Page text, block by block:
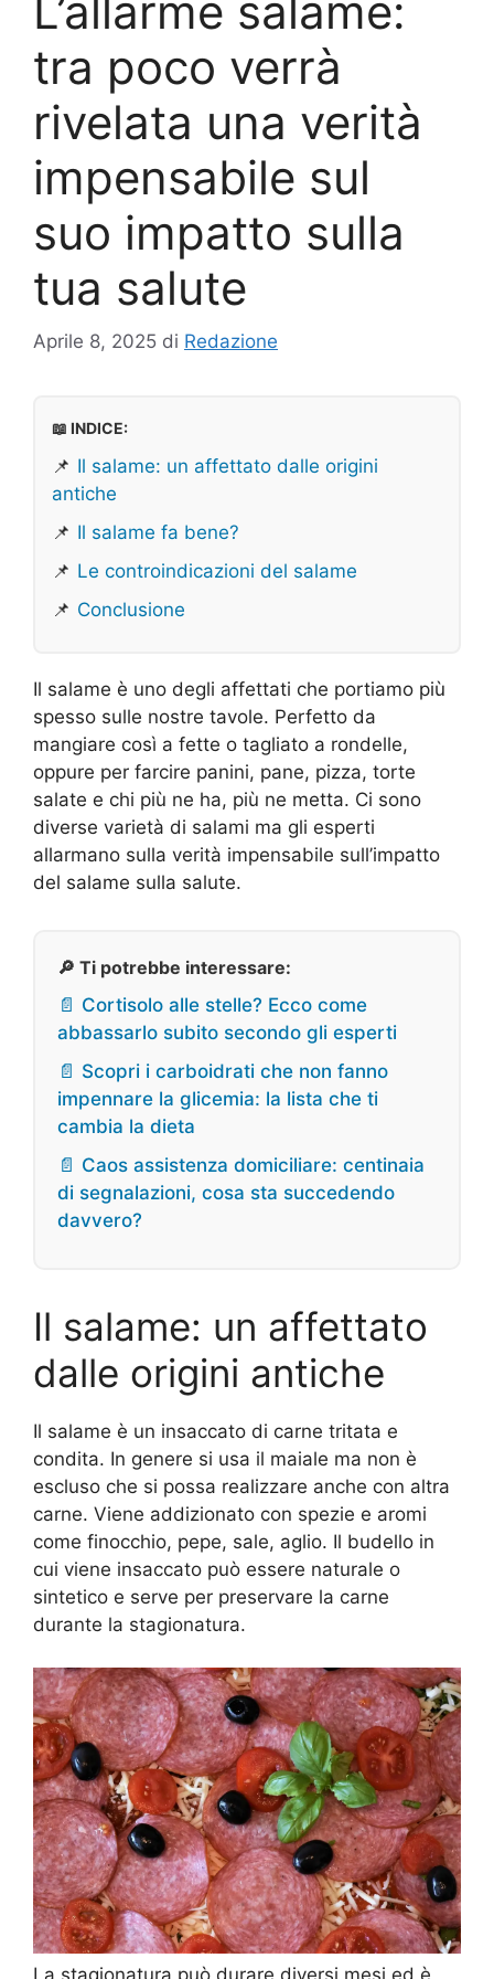
tra poco verrà
rivelata una verità
impensabile sul
suo impatto sulla
tua salute
Aprile 8, 2025 di Redazione
📖 INDICE:
📌 Il salame: un affettato dalle origini
antiche
📌 Il salame fa bene?
📌 Le controindicazioni del salame
📌 Conclusione
Il salame è uno degli affettati che portiamo più
spesso sulle nostre tavole. Perfetto da
mangiare così a fette o tagliato a rondelle,
oppure per farcire panini, pane, pizza, torte
salate e chi più ne ha, più ne metta. Ci sono
diverse varietà di salami ma gli esperti
allarmano sulla verità impensabile sull’impatto
del salame sulla salute.
🔎 Ti potrebbe interessare:
📄 Cortisolo alle stelle? Ecco come
abbassarlo subito secondo gli esperti
📄 Scopri i carboidrati che non fanno
impennare la glicemia: la lista che ti
cambia la dieta
📄 Caos assistenza domiciliare: centinaia
di segnalazioni, cosa sta succedendo
davvero?
Il salame: un affettato
dalle origini antiche
Il salame è un insaccato di carne tritata e
condita. In genere si usa il maiale ma non è
escluso che si possa realizzare anche con altra
carne. Viene addizionato con spezie e aromi
come finocchio, pepe, sale, aglio. Il budello in
cui viene insaccato può essere naturale o
sintetico e serve per preservare la carne
durante la stagionatura.
La stagionatura può durare diversi mesi ed è